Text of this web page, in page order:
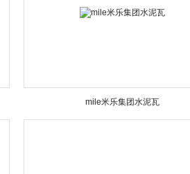
mile米乐集团水泥瓦